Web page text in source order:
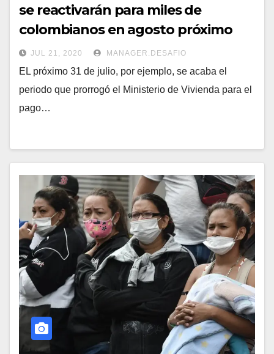
se reactivarán para miles de
colombianos en agosto próximo
JUL 21, 2020 MANAGER.DESAFIO
EL próximo 31 de julio, por ejemplo, se acaba el
periodo que prorrogó el Ministerio de Vivienda para el
pago…